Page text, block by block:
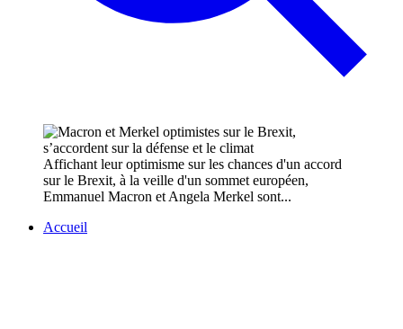
Affichant leur optimisme sur les chances d'un accord
sur le Brexit, à la veille d'un sommet européen,
Emmanuel Macron et Angela Merkel sont...
Accueil